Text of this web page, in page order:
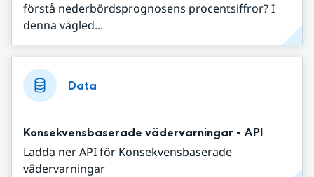
förstå nederbördsprognosens procentsiffror? I
denna vägled...
Data
Konsekvensbaserade vädervarningar - API
Ladda ner API för Konsekvensbaserade
vädervarningar